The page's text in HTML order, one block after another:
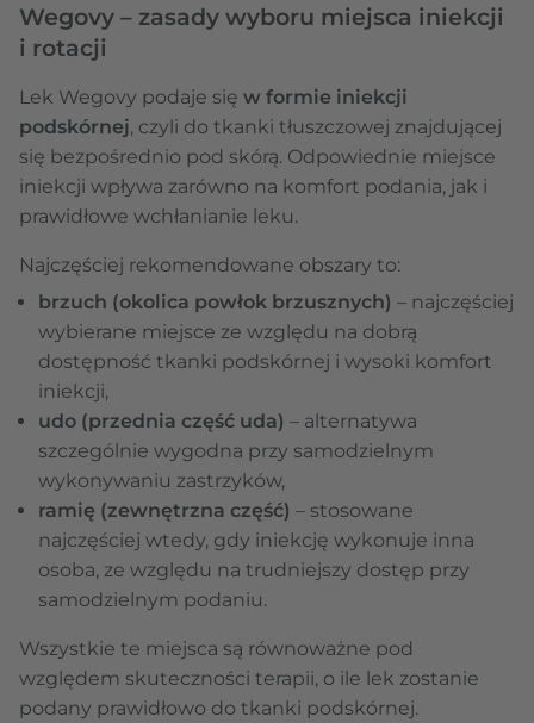
Wegovy – zasady wyboru miejsca iniekcji
i rotacji
Lek Wegovy podaje się w formie iniekcji
podskórnej, czyli do tkanki tłuszczowej znajdującej
się bezpośrednio pod skórą. Odpowiednie miejsce
iniekcji wpływa zarówno na komfort podania, jak i
prawidłowe wchłanianie leku.
Najczęściej rekomendowane obszary to:
brzuch (okolica powłok brzusznych) – najczęściej
wybierane miejsce ze względu na dobrą
dostępność tkanki podskórnej i wysoki komfort
iniekcji,
udo (przednia część uda) – alternatywa
szczególnie wygodna przy samodzielnym
wykonywaniu zastrzyków,
ramię (zewnętrzna część) – stosowane
najczęściej wtedy, gdy iniekcję wykonuje inna
osoba, ze względu na trudniejszy dostęp przy
samodzielnym podaniu.
Wszystkie te miejsca są równoważne pod
względem skuteczności terapii, o ile lek zostanie
podany prawidłowo do tkanki podskórnej.